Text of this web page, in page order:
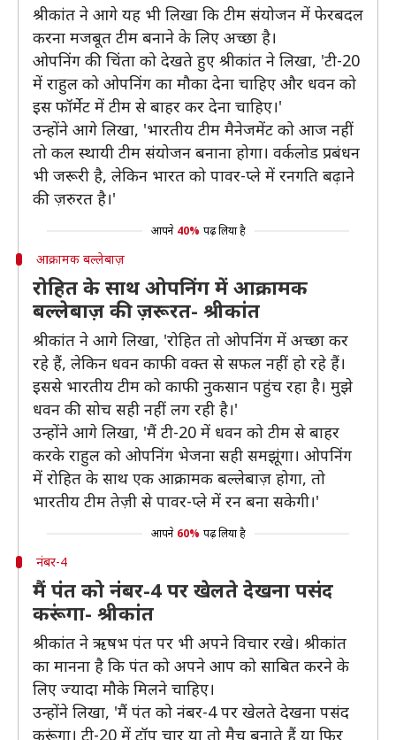
श्रीकांत ने आगे यह भी लिखा कि टीम संयोजन में फेरबदल
करना मजबूत टीम बनाने के लिए अच्छा है।
ओपनिंग की चिंता को देखते हुए श्रीकांत ने लिखा, 'टी-20
में राहुल को ओपनिंग का मौका देना चाहिए और धवन को
इस फॉर्मेट में टीम से बाहर कर देना चाहिए।'
उन्होंने आगे लिखा, 'भारतीय टीम मैनेजमेंट को आज नहीं
तो कल स्‍थायी टीम संयोजन बनाना होगा। वर्कलोड प्रबंधन
भी जरूरी है, लेकिन भारत को पावर-प्‍ले में रनगति बढ़ाने
की ज़रुरत है।'
आपने 40% पढ़ लिया है
आक्रामक बल्लेबाज़
रोहित के साथ ओपनिंग में आक्रामक
बल्लेबाज़ की ज़रूरत- श्रीकांत
श्रीकांत ने आगे लिखा, 'रोहित तो ओपनिंग में अच्छा कर
रहे हैं, लेकिन धवन काफी वक्त से सफल नहीं हो रहे हैं।
इससे भारतीय टीम को काफी नुकसान पहुंच रहा है। मुझे
धवन की सोच सही नहीं लग रही है।'
उन्होंने आगे लिखा, 'मैं टी-20 में धवन को टीम से बाहर
करके राहुल को ओपनिंग भेजना सही समझूंगा। ओपनिंग
में रोहित के साथ एक आक्रामक बल्लेबाज़ होगा, तो
भारतीय टीम तेज़ी से पावर-प्ले में रन बना सकेगी।'
आपने 60% पढ़ लिया है
नंबर-4
मैं पंत को नंबर-4 पर खेलते देखना पसंद
करूंगा- श्रीकांत
श्रीकांत ने ऋषभ पंत पर भी अपने विचार रखे। श्रीकांत
का मानना है कि पंत को अपने आप को साबित करने के
लिए ज्यादा मौके मिलने चाहिए।
उन्होंने लिखा, 'मैं पंत को नंबर-4 पर खेलते देखना पसंद
करूंगा। टी-20 में टॉप चार या तो मैच बनाते हैं या फिर